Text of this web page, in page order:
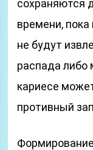
сохраняются
времени,
не будут
распада
кариесе
противный